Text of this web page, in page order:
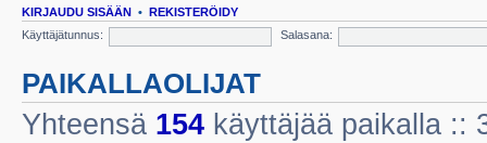
KIRJAUDU SISÄÄN • REKISTERÖIDY
Käyttäjätunnus:
Salasana:
PAIKALLAOLIJAT
Yhteensä 154 käyttäjää paikalla ::